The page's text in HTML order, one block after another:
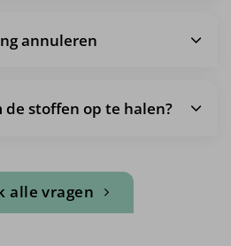
annuleren
de stoffen op te halen?
alle vragen